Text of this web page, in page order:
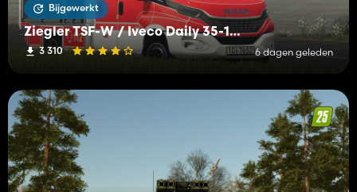
Bijgewerkt
Ziegler TSF-W / Iveco Daily 35-160
3 310 6 dagen geleden